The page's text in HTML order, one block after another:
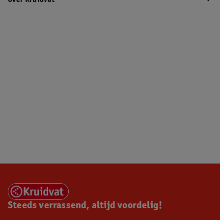
Steeds verrassend, altijd voordelig!